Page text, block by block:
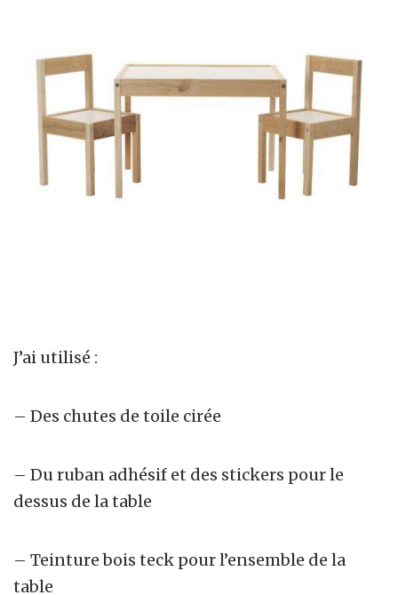
J’ai utilisé :
– Des chutes de toile cirée
– Du ruban adhésif et des stickers pour le
dessus de la table
– Teinture bois teck pour l’ensemble de la
table